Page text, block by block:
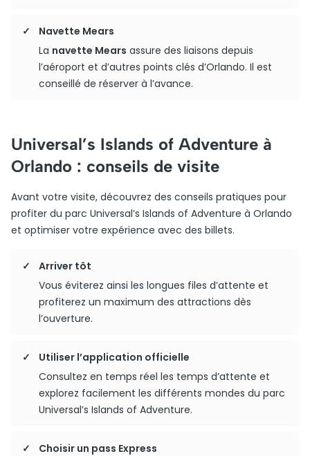
Navette Mears
La navette Mears assure des liaisons depuis
l’aéroport et d’autres points clés d’Orlando. Il est
conseillé de réserver à l’avance.
Universal’s Islands of Adventure à
Orlando : conseils de visite
Avant votre visite, découvrez des conseils pratiques pour
profiter du parc Universal’s Islands of Adventure à Orlando
et optimiser votre expérience avec des billets.
Arriver tôt
Vous éviterez ainsi les longues files d’attente et
profiterez un maximum des attractions dès
l’ouverture.
Utiliser l’application officielle
Consultez en temps réel les temps d’attente et
explorez facilement les différents mondes du parc
Universal’s Islands of Adventure.
Choisir un pass Express